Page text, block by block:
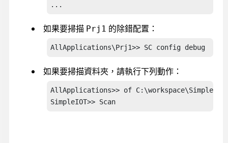
...
如果要掃描 Prj1 的除錯配置：
AllApplications\Prj1>> SC config debug
如果要掃描資料夾，請執行下列動作：
AllApplications>> of C:\workspace\SimpleIOT
SimpleIOT>> Scan